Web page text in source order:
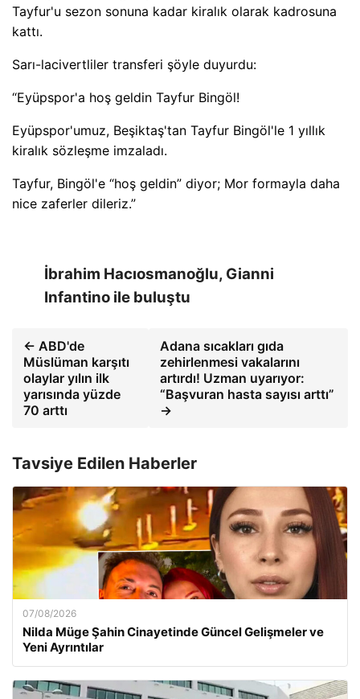
Tayfur'u sezon sonuna kadar kiralık olarak kadrosuna
kattı.
Sarı-lacivertliler transferi şöyle duyurdu:
“Eyüpspor'a hoş geldin Tayfur Bingöl!
Eyüpspor'umuz, Beşiktaş'tan Tayfur Bingöl'le 1 yıllık
kiralık sözleşme imzaladı.
Tayfur, Bingöl'e “hoş geldin” diyor; Mor formayla daha
nice zaferler dileriz.”
İbrahim Hacıosmanoğlu, Gianni
Infantino ile buluştu
← ABD'de
Müslüman karşıtı
olaylar yılın ilk
yarısında yüzde
70 arttı
Adana sıcakları gıda
zehirlenmesi vakalarını
artırdı! Uzman uyarıyor:
“Başvuran hasta sayısı arttı”
→
Tavsiye Edilen Haberler
07/08/2026
Nilda Müge Şahin Cinayetinde Güncel Gelişmeler ve
Yeni Ayrıntılar